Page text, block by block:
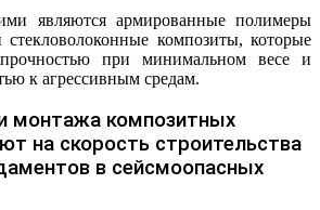
являются армированные полимеры
композиты, которые
при минимальном весе и
к агрессивным средам.
монтажа композитных
на скорость строительства
в сейсмоопасных